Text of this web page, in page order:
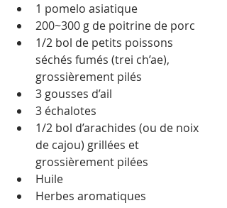
1 pomelo asiatique
200~300 g de poitrine de porc
1/2 bol de petits poissons
séchés fumés (trei ch’ae),
grossièrement pilés
3 gousses d’ail
3 échalotes
1/2 bol d’arachides (ou de noix
de cajou) grillées et
grossièrement pilées
Huile
Herbes aromatiques